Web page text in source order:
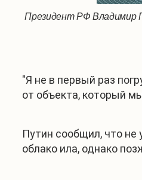
Президент РФ Владимир
"Я не в первый раз
от объекта, который
Путин сообщил, что не
облако ила, однако